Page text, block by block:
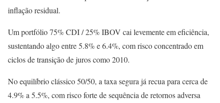
inflação residual.
Um portfólio 75% CDI / 25% IBOV cai levemente em eficiência,
sustentando algo entre 5.8% e 6.4%, com risco concentrado em
ciclos de transição de juros como 2010.
No equilíbrio clássico 50/50, a taxa segura já recua para cerca de
4.9% a 5.5%, com risco forte de sequência de retornos adversa